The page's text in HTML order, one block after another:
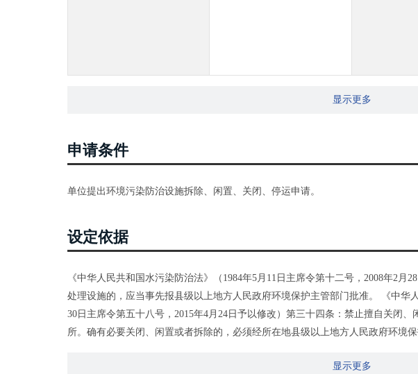
显示更多
申请条件
单位提出环境污染防治设施拆除、闲置、关闭、停运申请。
设定依据
《中华人民共和国水污染防治法》（1984年5月11日主席令第十二号，2008年2月
处理设施的，应当事先报县级以上地方人民政府环境保护主管部门批准。 《中华
30日主席令第五十八号，2015年4月24日予以修改）第三十四条：禁止擅自关闭
所。确有必要关闭、闲置或者拆除的，必须经所在地县级以上地方人民政府环境
污染的设施，应当与主体工程同时设计、同时施工、同时投产使用。防治污染的
显示更多